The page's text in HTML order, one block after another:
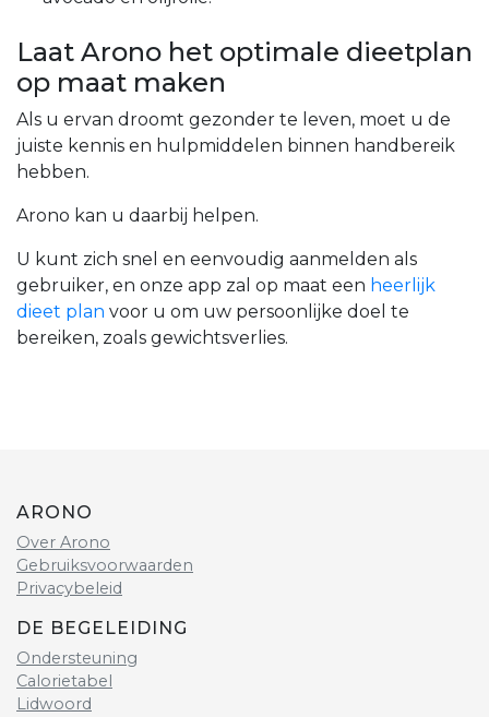
Laat Arono het optimale dieetplan
op maat maken
Als u ervan droomt gezonder te leven, moet u de
juiste kennis en hulpmiddelen binnen handbereik
hebben.
Arono kan u daarbij helpen.
U kunt zich snel en eenvoudig aanmelden als
gebruiker, en onze app zal op maat een heerlijk
dieet plan voor u om uw persoonlijke doel te
bereiken, zoals gewichtsverlies.
ARONO
Over Arono
Gebruiksvoorwaarden
Privacybeleid
DE BEGELEIDING
Ondersteuning
Calorietabel
Lidwoord